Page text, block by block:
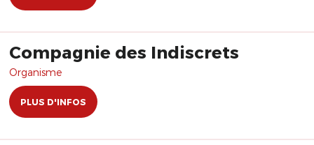
Compagnie des Indiscrets
Organisme
PLUS D'INFOS